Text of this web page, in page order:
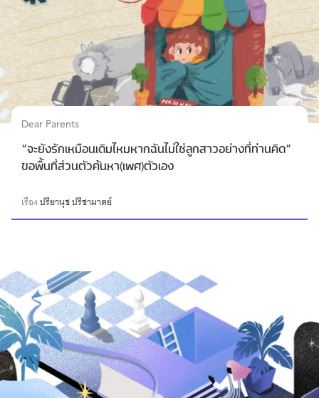
Dear Parents
“จะยังรักเหมือนเดิมไหมหากฉันไม่ใช่ลูกสาวอย่างที่ท่านคิด”
ขอพื้นที่ส่วนตัวค้นหา(เพศ)ตัวเอง
เรื่องปรียานุช ปรีชามาตย์